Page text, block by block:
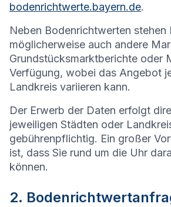
bodenrichtwerte.bayern.de.
Neben Bodenrichtwerten stehen
möglicherweise auch andere
Grundstücksmarktberichte oder
Verfügung, wobei das Angebot
Landkreis variieren kann.
Der Erwerb der Daten erfolgt
jeweiligen Städten oder
gebührenpflichtig. Ein großer
ist, dass Sie rund um die Uhr
können.
2.